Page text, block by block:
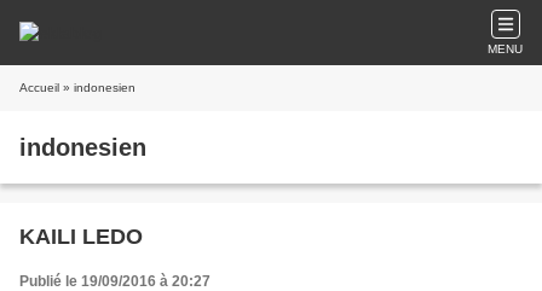
MENU
Accueil » indonesien
indonesien
KAILI LEDO
Publié le 19/09/2016 à 20:27